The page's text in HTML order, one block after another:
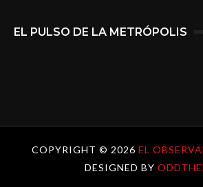
EL PULSO DE LA METRÓPOLIS
COPYRIGHT © 2026 EL
DESIGNED BY